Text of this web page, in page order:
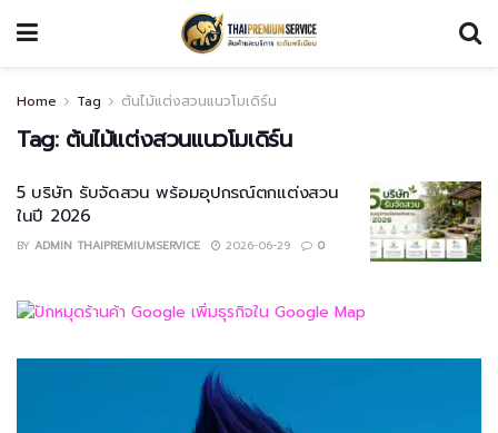
Home Tag ต้นไม้แต่งสวนแนวโมเดิร์น
Tag: ต้นไม้แต่งสวนแนวโมเดิร์น
5 บริษัท รับจัดสวน พร้อมอุปกรณ์ตกแต่งสวน
ในปี 2026
BY ADMIN THAIPREMIUMSERVICE 2026-06-29 0